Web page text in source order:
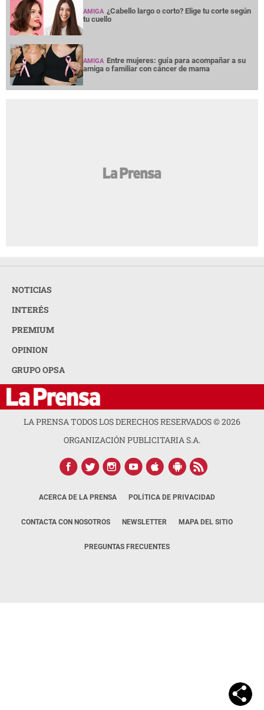
AMIGA ¿Cabello largo o corto? Elige tu corte según
tu cuello
AMIGA Entre mujeres: guía para acompañar a su
amiga o familiar con cáncer de mama
NOTICIAS
INTERÉS
PREMIUM
OPINION
GRUPO OPSA
LA PRENSA TODOS LOS DERECHOS RESERVADOS ©2026
ORGANIZACIÓN PUBLICITARIA S.A.
ACERCA DE LA PRENSA POLÍTICA DE PRIVACIDAD
CONTACTA CON NOSOTROS NEWSLETTER MAPA DEL SITIO
PREGUNTAS FRECUENTES